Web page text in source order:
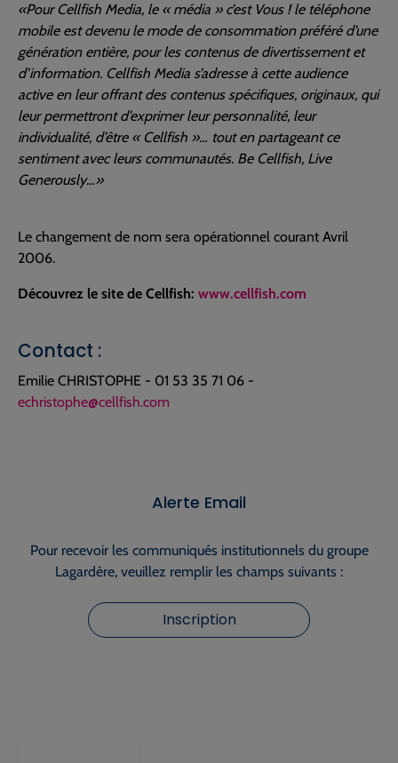
«Pour Cellfish Media, le « média » c’est Vous ! le téléphone
mobile est devenu le mode de consommation préféré d’une
génération entière, pour les contenus de divertissement et
d’information. Cellfish Media s’adresse à cette audience
active en leur offrant des contenus spécifiques, originaux, qui
leur permettront d’exprimer leur personnalité, leur
individualité, d’être « Cellfish »… tout en partageant ce
sentiment avec leurs communautés. Be Cellfish, Live
Generously…»
Le changement de nom sera opérationnel courant Avril
2006.
Découvrez le site de Cellfish: www.cellfish.com
Contact :
Emilie CHRISTOPHE - 01 53 35 71 06 -
echristophe@cellfish.com
Alerte Email
Pour recevoir les communiqués institutionnels du groupe
Lagardère, veuillez remplir les champs suivants :
Inscription